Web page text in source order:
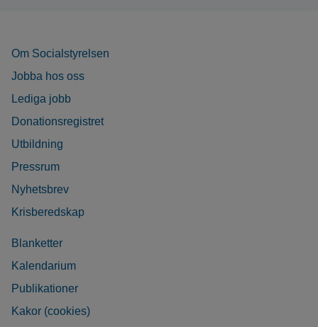
Om Socialstyrelsen
Jobba hos oss
Lediga jobb
Donationsregistret
Utbildning
Pressrum
Nyhetsbrev
Krisberedskap
Blanketter
Kalendarium
Publikationer
Kakor (cookies)